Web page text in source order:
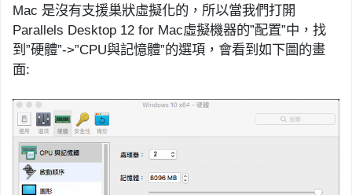
Mac 是沒有支援巢狀虛擬化的， 所以當我們打開
Parallels Desktop 12 for Mac虛擬機器的”配置”中，找
到 ”硬體”->”CPU與記憶體”的選項 ，會看到如下圖的畫
面: